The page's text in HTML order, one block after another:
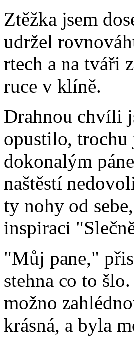
Ztěžka jsem
udržel
rtech a na tváři
ruce v klíně.
Drahnou chvíli
opustilo,
dokonalým
naštěstí
ty nohy od
inspiraci
"Můj pane,"
stehna co to
možno
krásná, a byla